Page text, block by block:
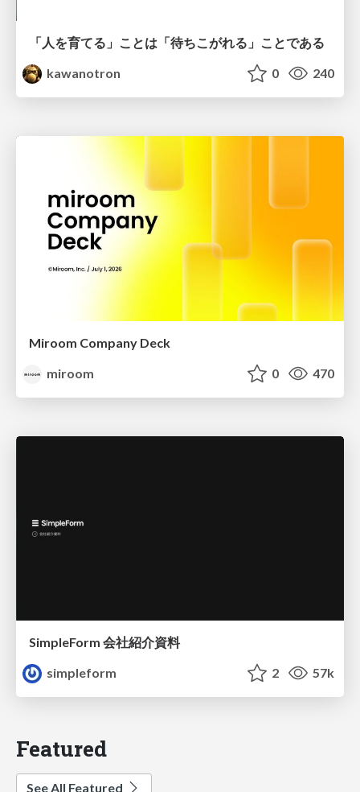
「人を育てる」ことは「待ちこがれる」ことである
kawanotron
0 240
Miroom Company Deck
miroom
0 470
SimpleForm 会社紹介資料
simpleform
2 57k
Featured
See All Featured